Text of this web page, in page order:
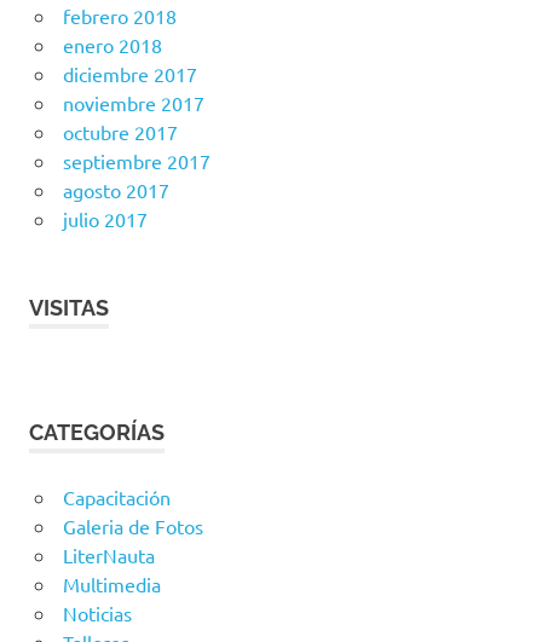
febrero 2018
enero 2018
diciembre 2017
noviembre 2017
octubre 2017
septiembre 2017
agosto 2017
julio 2017
VISITAS
CATEGORÍAS
Capacitación
Galeria de Fotos
LiterNauta
Multimedia
Noticias